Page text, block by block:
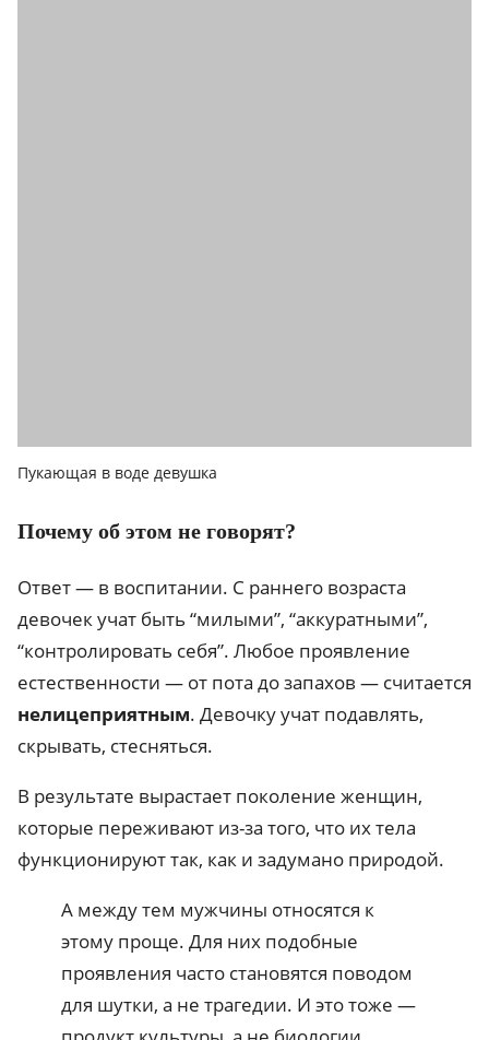
Пукающая в воде девушка
Почему об этом не говорят?
Ответ — в воспитании. С раннего возраста
девочек учат быть “милыми”, “аккуратными”,
“контролировать себя”. Любое проявление
естественности — от пота до запахов — считается
нелицеприятным. Девочку учат подавлять,
скрывать, стесняться.
В результате вырастает поколение женщин,
которые переживают из-за того, что их тела
функционируют так, как и задумано природой.
А между тем мужчины относятся к
этому проще. Для них подобные
проявления часто становятся поводом
для шутки, а не трагедии. И это тоже —